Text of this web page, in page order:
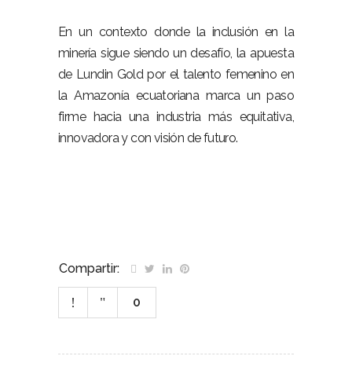
En un contexto donde la inclusión en la
minería sigue siendo un desafío, la apuesta
de Lundin Gold por el talento femenino en
la Amazonía ecuatoriana marca un paso
firme hacia una industria más equitativa,
innovadora y con visión de futuro.
Compartir:
0